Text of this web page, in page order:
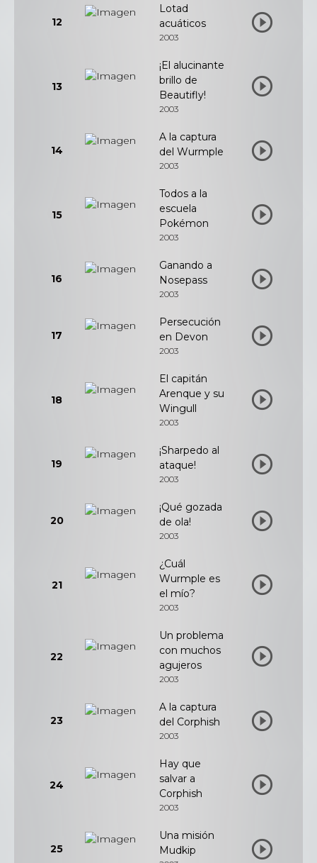
12
Lotad
acuáticos
2003
13
¡El alucinante
brillo de
Beautifly!
2003
14
A la captura
del Wurmple
2003
15
Todos a la
escuela
Pokémon
2003
16
Ganando a
Nosepass
2003
17
Persecución
en Devon
2003
18
El capitán
Arenque y su
Wingull
2003
19
¡Sharpedo al
ataque!
2003
20
¡Qué gozada
de ola!
2003
21
¿Cuál
Wurmple es
el mío?
2003
22
Un problema
con muchos
agujeros
2003
23
A la captura
del Corphish
2003
24
Hay que
salvar a
Corphish
2003
25
Una misión
Mudkip